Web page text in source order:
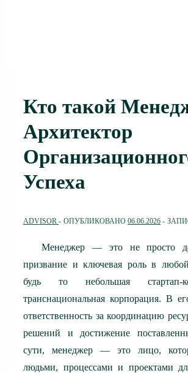
Кто такой
Архитектор
Успеха
ADVISOR ОПУБЛИКОВАНО 06.06.2026
Менеджер — это не просто
призвание и ключевая роль в
будь то небольшая стартап-
транснациональная корпорация. В
ответственность за координацию
решений и достижение
сути, менеджер — это лицо,
людьми, процессами и проектами